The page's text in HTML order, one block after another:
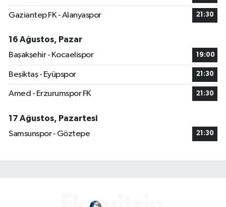
Gaziantep FK - Alanyaspor 21:30
16 Ağustos, Pazar
Başakşehir - Kocaelispor
19:00
Beşiktaş - Eyüpspor 21:30
Amed - Erzurumspor FK 21:30
17 Ağustos, Pazartesi
Samsunspor - Göztepe
21:30